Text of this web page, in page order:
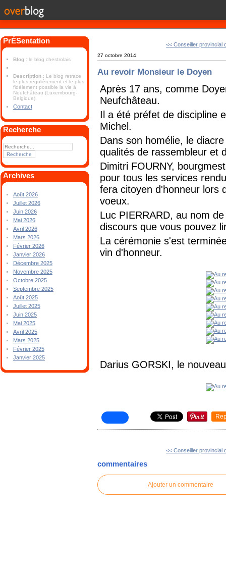
PrÉSentation
Blog : le blog chestrolais
Description : Le blog retrace
le plus régulièrement et le plus
fidèlement possible la vie à
Neufchâteau (Luxembourg-
Belgique).
Contact
Recherche
Archives
Août 2026
Juillet 2026
Juin 2026
Mai 2026
Avril 2026
Mars 2026
Février 2026
Janvier 2026
Décembre 2025
Novembre 2025
Octobre 2025
Septembre 2025
Août 2025
Juillet 2025
Juin 2025
Mai 2025
Avril 2025
Mars 2025
Février 2025
Janvier 2025
<< Conseiller provincial
27 octobre 2014
Au revoir Monsieur le Doyen
Après 17 ans, comme
Neufchâteau.
Il a été préfet de discipline
Michel.
Dans son homélie, le
qualités de rassembleur et
Dimitri FOURNY,
pour tous les services
fera citoyen d'honneur lors
voeux.
Luc PIERRARD, au nom
discours que vous pouvez
La cérémonie s'est
vin d'honneur.
Darius GORSKI, le
<< Conseiller provincial
commentaires
Ajouter un commentaire